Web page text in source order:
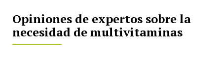
Opiniones de expertos sobre la
necesidad de multivitaminas